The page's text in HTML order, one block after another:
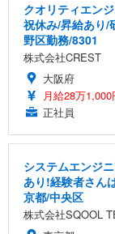
クオリティエン
祝休み/昇給あり/
野区勤務/8301
株式会社CREST
大阪府
月給28万
正社員
システムエンジ
あり!経験者さん
京都/中央区
株式会社SQOOL